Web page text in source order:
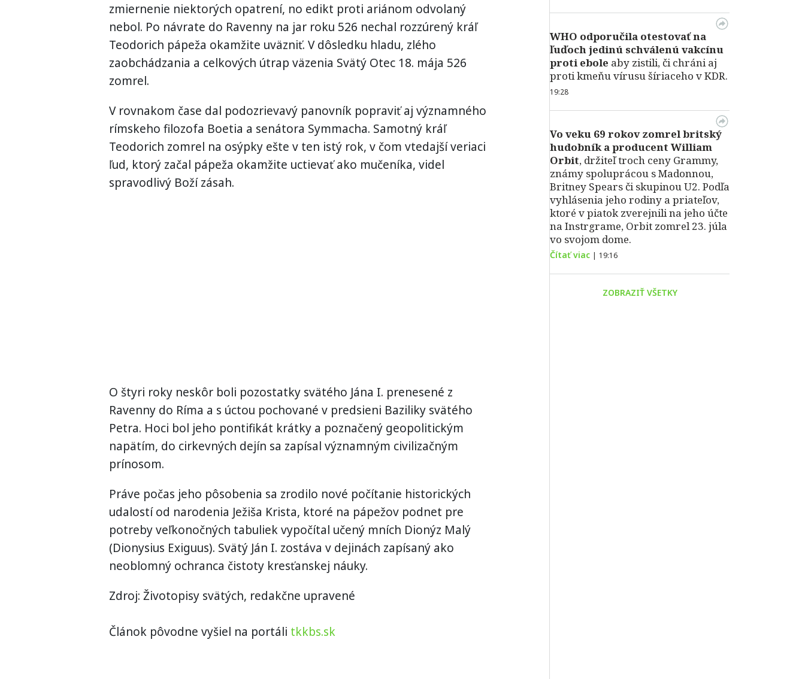
zmiernenie niektorých opatrení, no edikt proti ariánom odvolaný
nebol. Po návrate do Ravenny na jar roku 526 nechal rozzúrený kráľ
Teodorich pápeža okamžite uväzniť. V dôsledku hladu, zlého
zaobchádzania a celkových útrap väzenia Svätý Otec 18. mája 526
zomrel.
V rovnakom čase dal podozrievavý panovník popraviť aj významného
rímskeho filozofa Boetia a senátora Symmacha. Samotný kráľ
Teodorich zomrel na osýpky ešte v ten istý rok, v čom vtedajší veriaci
ľud, ktorý začal pápeža okamžite uctievať ako mučeníka, videl
spravodlivý Boží zásah.
O štyri roky neskôr boli pozostatky svätého Jána I. prenesené z
Ravenny do Ríma a s úctou pochované v predsieni Baziliky svätého
Petra. Hoci bol jeho pontifikát krátky a poznačený geopolitickým
napätím, do cirkevných dejín sa zapísal významným civilizačným
prínosom.
Práve počas jeho pôsobenia sa zrodilo nové počítanie historických
udalostí od narodenia Ježiša Krista, ktoré na pápežov podnet pre
potreby veľkonočných tabuliek vypočítal učený mních Dionýz Malý
(Dionysius Exiguus). Svätý Ján I. zostáva v dejinách zapísaný ako
neoblomný ochranca čistoty kresťanskej náuky.
Zdroj: Životopisy svätých, redakčne upravené
Článok pôvodne vyšiel na portáli tkkbs.sk
WHO odporučila otestovať na
ľuďoch jedinú schválenú vakcínu
proti ebole aby zistili, či chráni aj
proti kmeňu vírusu šíriaceho v KDR.
19:28
Vo veku 69 rokov zomrel britský
hudobník a producent William
Orbit, držiteľ troch ceny Grammy,
známy spoluprácou s Madonnou,
Britney Spears či skupinou U2. Podľa
vyhlásenia jeho rodiny a priateľov,
ktoré v piatok zverejnili na jeho účte
na Instrgrame, Orbit zomrel 23. júla
vo svojom dome.
Čítať viac | 19:16
ZOBRAZIŤ VŠETKY